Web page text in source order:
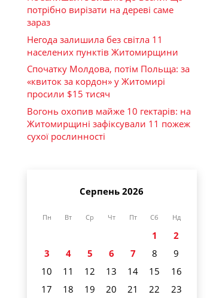
потрібно вирізати на дереві саме
зараз
Негода залишила без світла 11
населених пунктів Житомирщини
Спочатку Молдова, потім Польща: за
«квиток за кордон» у Житомирі
просили $15 тисяч
Вогонь охопив майже 10 гектарів: на
Житомирщині зафіксували 11 пожеж
сухої рослинності
Серпень 2026
Пн Вт Ср Чт Пт Сб Нд
1
2
3
4 5 6 7 8
9
10
11 12 13 14 15
16
17
18 19 20 21 22
23